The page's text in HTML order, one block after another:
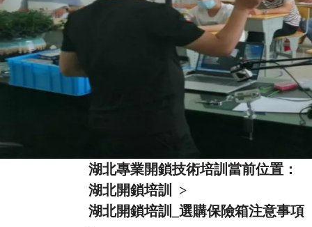
湖北專業開鎖技術培訓當前位置：
湖北開鎖培訓
>
湖北開鎖培訓_選購保險箱注意事項